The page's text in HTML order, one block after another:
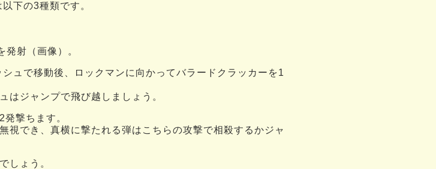
下の3種類です。
発射（画像）。
ュで移動後、ロックマンに向かってバラードクラッカーを1
はジャンプで飛び越しましょう。
撃ちます。
視でき、真横に撃たれる弾はこちらの攻撃で相殺するかジャ
しょう。